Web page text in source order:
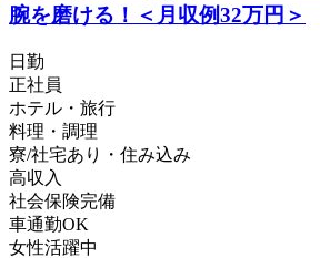
腕を磨ける！＜月収例32万円＞
日勤
正社員
ホテル・旅行
料理・調理
寮/社宅あり・住み込み
高収入
社会保険完備
車通勤OK
女性活躍中